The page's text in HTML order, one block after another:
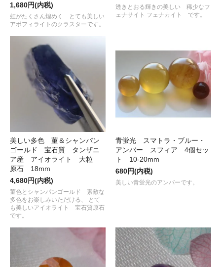
1,680円(内税)
虹がたくさん煌めく とても美しい
アポフィライトのクラスターです。
透きとおる輝きの美しい 稀少なフ
ェナサイト フェナカイト です。
美しい多色 菫＆シャンパン
ゴールド 宝石質 タンザニ
ア産 アイオライト 大粒
原石 18mm
4,680円(内税)
菫色とシャンパンゴールド 素敵な
多色をお楽しみいただける、 とて
も美しいアイオライト 宝石質原石
です。
青蛍光 スマトラ・ブルー・
アンバー スフィア 4個セッ
ト 10-20mm
680円(内税)
美しい青蛍光のアンバーです。